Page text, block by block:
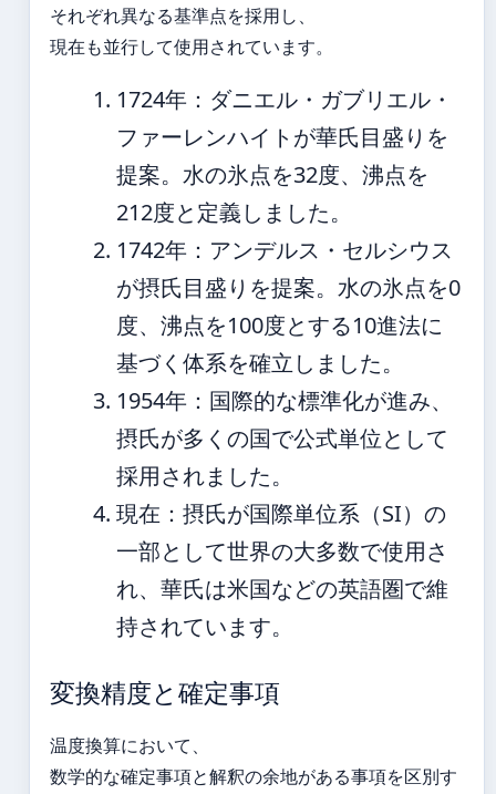
それぞれ異なる基準点を採用し、
現在も並行して使用されています。
1724年 ：ダニエル・ガブリエル・
ファーレンハイトが華氏目盛りを
提案。水の氷点を32度、沸点を
212度と定義しました。
1742年 ：アンデルス・セルシウス
が摂氏目盛りを提案。水の氷点を0
度、沸点を100度とする10進法に
基づく体系を確立しました。
1954年 ：国際的な標準化が進み、
摂氏が多くの国で公式単位として
採用されました。
現在 ：摂氏が国際単位系（SI）の
一部として世界の大多数で使用さ
れ、華氏は米国などの英語圏で維
持されています。
変換精度と確定事項
温度換算において、
数学的な確定事項と解釈の余地がある事項を区別す